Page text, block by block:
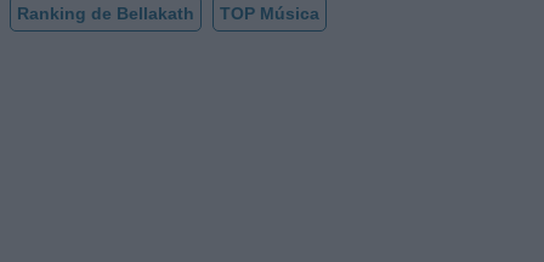
Ranking de Bellakath TOP Música